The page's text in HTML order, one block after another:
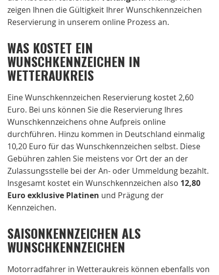
zeigen Ihnen die Gültigkeit Ihrer Wunschkennzeichen
Reservierung in unserem online Prozess an.
WAS KOSTET EIN
WUNSCHKENNZEICHEN IN
WETTERAUKREIS
Eine Wunschkennzeichen Reservierung kostet 2,60
Euro. Bei uns können Sie die Reservierung Ihres
Wunschkennzeichens ohne Aufpreis online
durchführen. Hinzu kommen in Deutschland einmalig
10,20 Euro für das Wunschkennzeichen selbst. Diese
Gebühren zahlen Sie meistens vor Ort der an der
Zulassungsstelle bei der An- oder Ummeldung bezahlt.
Insgesamt kostet ein Wunschkennzeichen also 12,80
Euro exklusive Platinen und Prägung der
Kennzeichen.
SAISONKENNZEICHEN ALS
WUNSCHKENNZEICHEN
Motorradfahrer in Wetteraukreis können ebenfalls von